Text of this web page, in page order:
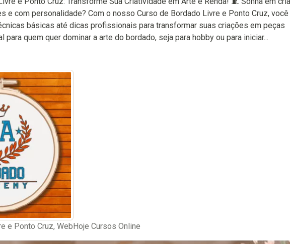
e com personalidade? Com o nosso Curso de Bordado Livre e Ponto Cruz, você
básicas até dicas profissionais para transformar suas criações em peças
para quem quer dominar a arte do bordado, seja para hobby ou para iniciar...
e Ponto Cruz, WebHoje Cursos Online